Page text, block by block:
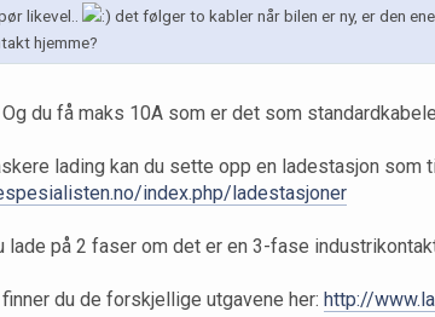
likevel..
det følger to kabler når bilen er ny, er den
hjemme?
Og du få maks 10A som er det som
lading kan du sette opp en ladestasjon som
index.php/ladestasjoner
lade på 2 faser om det er en 3-fase
du de forskjellige utgavene her: http://